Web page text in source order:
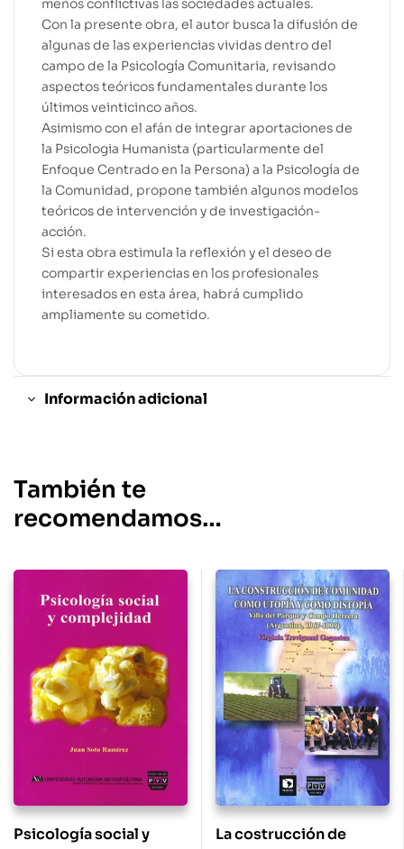
menos conflictivas las sociedades actuales.
Con la presente obra, el autor busca la difusión de
algunas de las experiencias vividas dentro del
campo de la Psicología Comunitaria, revisando
aspectos teóricos fundamentales durante los
últimos veinticinco años.
Asimismo con el afán de integrar aportaciones de
la Psicologia Humanista (particularmente del
Enfoque Centrado en la Persona) a la Psicología de
la Comunidad, propone también algunos modelos
teóricos de intervención y de investigación-
acción.
Si esta obra estimula la reflexión y el deseo de
compartir experiencias en los profesionales
interesados en esta área, habrá cumplido
ampliamente su cometido.
Información adicional
También te
recomendamos…
Psicología social y
La costrucción de